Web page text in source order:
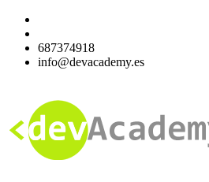
687374918
info@devacademy.es